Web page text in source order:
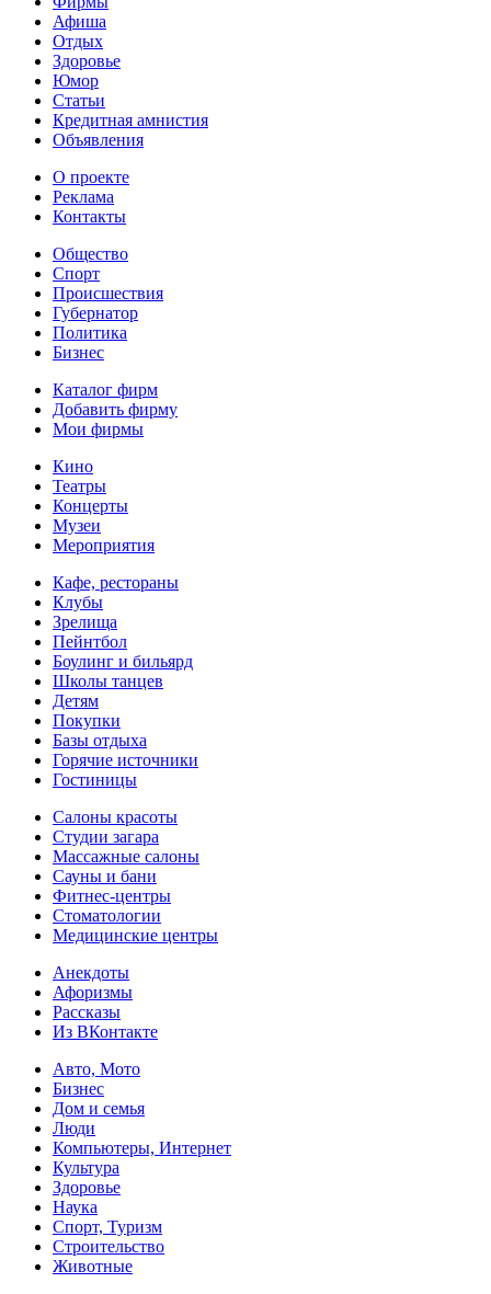
Афиша
Отдых
Здоровье
Юмор
Статьи
Кредитная амнистия
Объявления
О проекте
Реклама
Контакты
Общество
Спорт
Происшествия
Губернатор
Политика
Бизнес
Каталог фирм
Добавить фирму
Мои фирмы
Кино
Театры
Концерты
Музеи
Мероприятия
Кафе, рестораны
Клубы
Зрелища
Пейнтбол
Боулинг и бильярд
Школы танцев
Детям
Покупки
Базы отдыха
Горячие источники
Гостиницы
Салоны красоты
Студии загара
Массажные салоны
Сауны и бани
Фитнес-центры
Стоматологии
Медицинские центры
Анекдоты
Афоризмы
Рассказы
Из ВКонтакте
Авто, Мото
Бизнес
Дом и семья
Люди
Компьютеры, Интернет
Культура
Здоровье
Наука
Спорт, Туризм
Строительство
Животные